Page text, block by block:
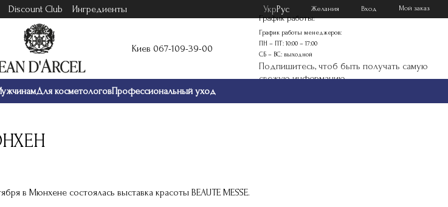
Discount Club
Ингредиенты
УкрРус Желания Вход Мой заказ
Киев 067-109-39-00
График работы:
График работы менеджеров:
ПН – ПТ: 10:00 – 17:00
СБ – ВС: выходной
Подпишитесь, чтоб быть получать самую
свежую информацию
Для косметологовПрофессиональный уход
в Мюнхене состоялась выставка красоты BEAUTE MESSE.